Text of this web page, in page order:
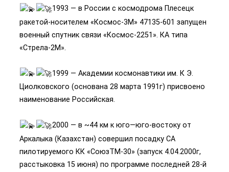
1993 — в России с космодрома Плесецк
ракетой-носителем «Космос-3М» 47135-601 запущен
военный спутник связи «Космос-2251». КА типа
«Стрела-2М».
1999 — Академии космонавтики им. К Э.
Циолковского (основана 28 марта 1991г) присвоено
наименование Российская.
2000 — в ~44 км к юго—юго-востоку от
Аркалыка (Казахстан) совершил посадку СА
пилотируемого КК «СоюзТМ-30» (запуск 4.04.2000г,
расстыковка 15 июня) по программе последней 28-й